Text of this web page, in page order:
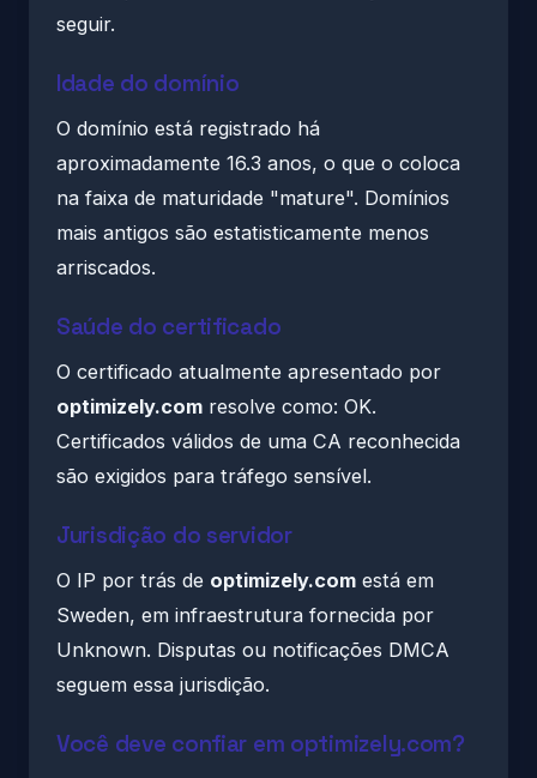
seguir.
Idade do domínio
O domínio está registrado há
aproximadamente 16.3 anos, o que o coloca
na faixa de maturidade "mature". Domínios
mais antigos são estatisticamente menos
arriscados.
Saúde do certificado
O certificado atualmente apresentado por
optimizely.com resolve como: OK.
Certificados válidos de uma CA reconhecida
são exigidos para tráfego sensível.
Jurisdição do servidor
O IP por trás de optimizely.com está em
Sweden, em infraestrutura fornecida por
Unknown. Disputas ou notificações DMCA
seguem essa jurisdição.
Você deve confiar em optimizely.com?